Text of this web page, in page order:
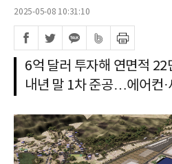
2025-05-08 10:31:10
6억 달러 투자해 연면적 22
내년 말 1차 준공…에어컨·